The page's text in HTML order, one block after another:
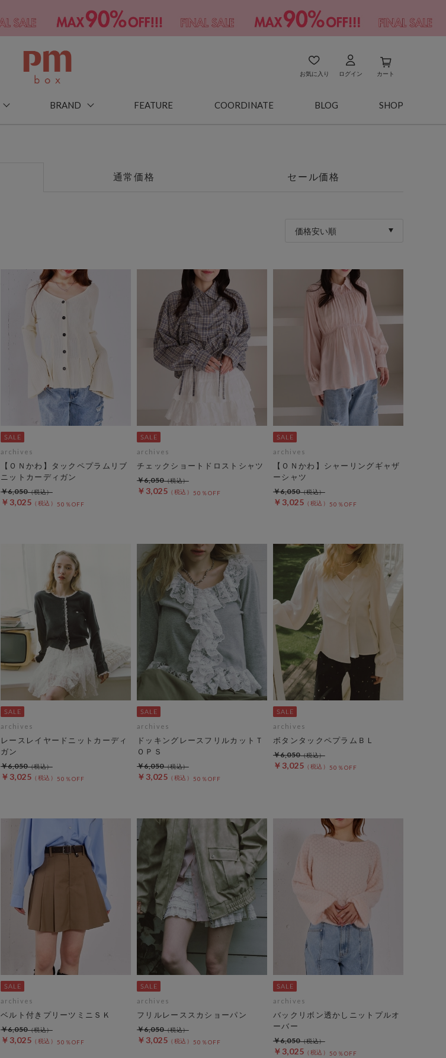
お気に入り ログイン カート
BRAND FEATURE COORDINATE BLOG SHOP
通常価格 セール価格
価格安い順
archives
【ＯＮかわ】タックペプラムリブ
ニットカーディガン
￥3,025 50％OFF
￥6,050
archives
チェックショートドロストシャツ
￥3,025 50％OFF
￥6,050
archives
【ＯＮかわ】シャーリングギャザ
ーシャツ
￥3,025 50％OFF
￥6,050
archives
レースレイヤードニットカーディ
ガン
￥3,025 50％OFF
￥6,050
archives
ドッキングレースフリルカットＴ
ＯＰＳ
￥3,025 50％OFF
￥6,050
archives
ボタンタックペプラムＢＬ
￥3,025 50％OFF
￥6,050
archives
ベルト付きプリーツミニＳＫ
￥3,025 50％OFF
￥6,050
archives
フリルレーススカショーパン
￥3,025 50％OFF
￥6,050
archives
バックリボン透かしニットプルオ
ーバー
￥3,025 50％OFF
￥6,050